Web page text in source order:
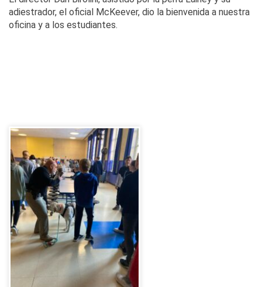
adiestrador, el oficial McKeever, dio la bienvenida a nuestra
oficina y a los estudiantes.